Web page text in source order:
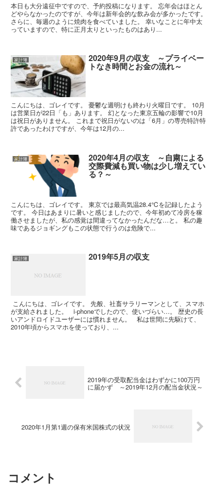
本日も大分遠征中ですので、予約投稿になります。 忘年会はほとん
どやらなかったのですが、今年は新年会的な飲み会が多かったです。
さらに、毎週のように焼肉を食べていました。 幸いなことに年中太
っていますので、特に正月太りといったものはあり...
家計簿 2020年9月の収支 ～プライベー
トなき時間とお金の流れ～
こんにちは、ゴレイです。 憂鬱な週明けも終わり火曜日です。 10月
は営業日が22日「も」あります。 幻となった東京五輪の影響で10月
は祝日がありません。 これまで祝日がないのは「6月」の専売特許特
許であったわけですが、今年は12月の...
家計簿 2020年4月の収支 ～自粛による
交際費減も買い物は少し増えてい
る？～
こんにちは、ゴレイです。 東京では最高気温28.4℃を記録したよう
です。 今日はあまりに暑いと感じましたので、今年初めて冷房を稼
働させましたが、私の感覚は間違ってなかったんだな…と。 私の趣
味であるジョギングもこの状態で行うのは危険で...
家計簿 2019年5月の収支
こんにちは、ゴレイです。 先般、社畜サラリーマンとして、スマホ
が支給されました。 i-phoneでしたので、使いづらい…。 歴史の長
いアンドロイドユーザーには慣れません。 私は世間に先駆けて、
2010年頃からスマホを使っており、...
2019年の受取配当金はわずかに100万円
に届かず ～2019年12月の配当金状況～
2020年1月第1週の保有米国株式の状況
コメント